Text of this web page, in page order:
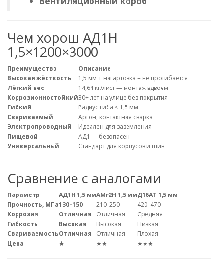
Чем хорош АД1Н
1,5×1200×3000
Преимущество
Описание
Высокая жёсткость
1,5 мм + нагартовка = не прогибается
Лёгкий вес
14,64 кг/лист — монтаж вдвоём
Коррозионностойкий30+ лет на улице без покрытия
Гибкий
Радиус гиба ≤ 1,5 мм
Свариваемый
Аргон, контактная сварка
Электропроводный
Идеален для заземления
Пищевой
АД1 — безопасен
Универсальный
Стандарт для корпусов и шин
Сравнение с аналогами
Параметр АД1Н 1,5 ммАМг2Н 1,5 ммД16АТ 1,5 мм
Прочность, МПа130–150 210–250
420–470
Коррозия
Отличная Отличная
Средняя
Гибкость
Высокая Высокая
Низкая
СвариваемостьОтличная Отличная
Плохая
Цена
★ ★★ ★★★